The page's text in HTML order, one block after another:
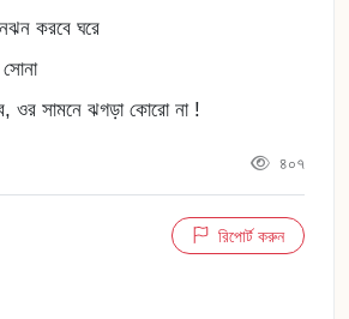
করবে ঘরে
ওর সামনে ঝগড়া কোরো না !
৪০৭
রিপোর্ট করুন